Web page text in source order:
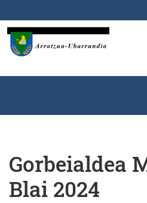
Gorbeialdea
Blai 2024